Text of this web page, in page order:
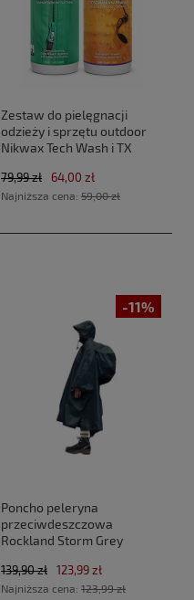
Zestaw do pielęgnacji
odzieży i sprzętu outdoor
Nikwax Tech Wash i TX
79,99 zł 64,00 zł
Najniższa cena: 59,00 zł
-11%
Poncho peleryna
przeciwdeszczowa
Rockland Storm Grey
139,90 zł 123,99 zł
Najniższa cena: 123,99 zł